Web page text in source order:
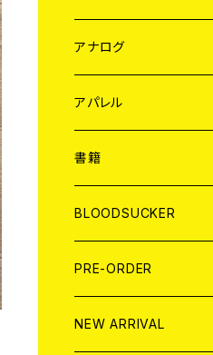
JAPAN
WORLD
アナログ
JAPAN
７EP
LP
WORLD
7EP
LP
アパレル
JAPAN
T-shirt
HOOD
WORLD
T-shirt
HOOD
書籍
MAGAZINE
BOLLOCKS
EL ZINE
写真集 (PHOTOBOOK)
BLOODSUCKER
CD
アナログ
PRE-ORDER
NEW ARRIVAL